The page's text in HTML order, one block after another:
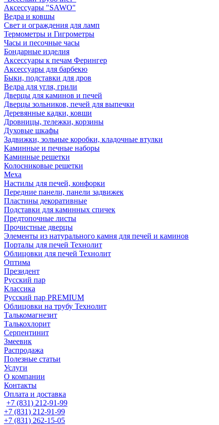
Аксессуары "SAWO"
Ведра и ковшы
Свет и ограждения для ламп
Термометры и Гигрометры
Часы и песочные часы
Бондарные изделия
Аксессуары к печам Ферингер
Аксессуары для барбекю
Быки, подставки для дров
Ведра для угля, грили
Дверцы для каминов и печей
Дверцы зольников, печей для выпечки
Деревянные кадки, ковши
Дровницы, тележки, корзины
Духовые шкафы
Задвижки, зольные коробки, кладочные втулки
Каминные и печные наборы
Каминные решетки
Колосниковые решетки
Меха
Настилы для печей, конфорки
Передние панели, панели задвижек
Пластины декоративные
Подставки для каминных спичек
Предтопочные листы
Прочистные дверцы
Элементы из натурального камня для печей и каминов
Порталы для печей Технолит
Облицовки для печей Технолит
Оптима
Президент
Русский пар
Классика
Русский пар PREMIUM
Облицовки на трубу Технолит
Талькомагнезит
Талькохлорит
Серпентинит
Змеевик
Распродажа
Полезные статьи
Услуги
О компании
Контакты
Оплата и доставка
+7 (831) 212-91-99
+7 (831) 212-91-99
+7 (831) 262-15-05